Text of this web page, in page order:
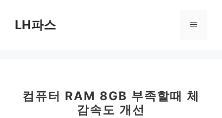
LH파스 메
컴퓨터 RAM 8GB 부족할때 체
감속도 개선